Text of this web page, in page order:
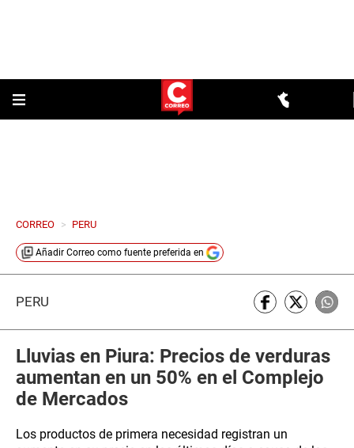
CORREO > PERU
Añadir Correo como fuente preferida en
PERÚ
Lluvias en Piura: Precios de verduras
aumentan en un 50% en el Complejo
de Mercados
Los productos de primera necesidad registran un